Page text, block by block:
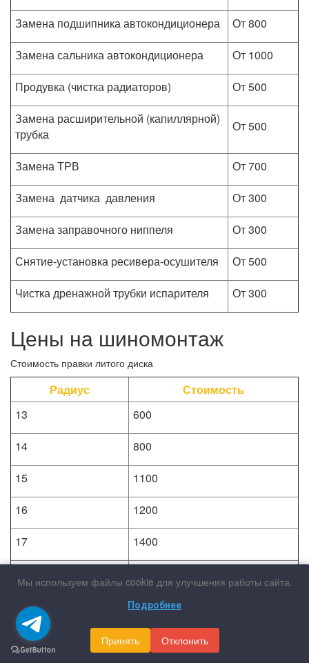
Замена подшипника автокондиционера
От 800
Замена сальника автокондиционера
От 1000
Продувка (чистка радиаторов)
От 500
Замена расширительной (капиллярной)
трубка
От 500
Замена ТРВ
От 700
Замена датчика давления
От 300
Замена заправочного ниппеля
От 300
Снятие-установка ресивера-осушителя
От 500
Чистка дренажной трубки испарителя
От 300
Цены на шиномонтаж
Стоимость правки литого диска
Радиус
Стоимость
13
600
14
800
15
1100
16
1200
17
1400
19
2200
20
2600
Мы используем файлы cookie для улучшения работы сайта.
Подробнее
Принять Отклонить